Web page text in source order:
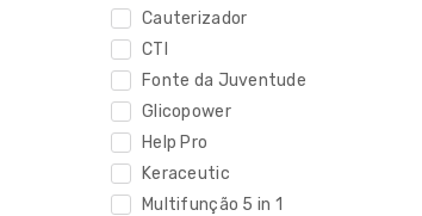
Cauterizador
CTI
Fonte da Juventude
Glicopower
Help Pro
Keraceutic
Multifunção 5 in 1